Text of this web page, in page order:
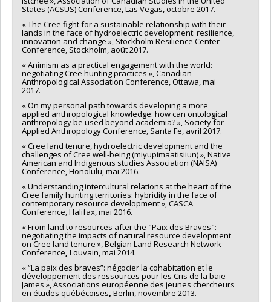
States (ACSUS) Conference, Las Vegas, octobre 2017.
« The Cree fight for a sustainable relationship with their
lands in the face of hydroelectric development: resilience,
innovation and change », Stockholm Resilience Center
Conference, Stockholm, août 2017.
« Animism as a practical engagement with the world:
negotiating Cree hunting practices », Canadian
Anthropological Association Conference, Ottawa, mai
2017.
« On my personal path towards developing a more
applied anthropological knowledge: how can ontological
anthropology be used beyond academia? », Society for
Applied Anthropology Conference, Santa Fe, avril 2017.
« Cree land tenure, hydroelectric development and the
challenges of Cree well-being (miyupimaatisiiun) », Native
American and Indigenous studies Association (NAISA)
Conference, Honolulu, mai 2016.
« Understanding intercultural relations at the heart of the
Cree family hunting territories: hybridity in the face of
contemporary resource development », CASCA
Conference, Halifax, mai 2016.
« From land to resources after the "Paix des Braves":
negotiating the impacts of natural resource development
on Cree land tenure », Belgian Land Research Network
Conference, Louvain, mai 2014.
« “La paix des braves”: négocier la cohabitation et le
développement des ressources pour les Cris de la baie
James », Associations européenne des jeunes chercheurs
en études québécoises, Berlin, novembre 2013.